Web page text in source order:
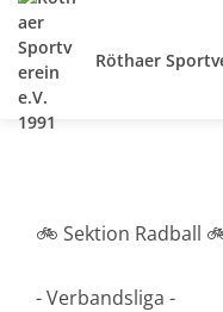
Röthaer
🚲 Sektion Radball
- Verbandsliga -